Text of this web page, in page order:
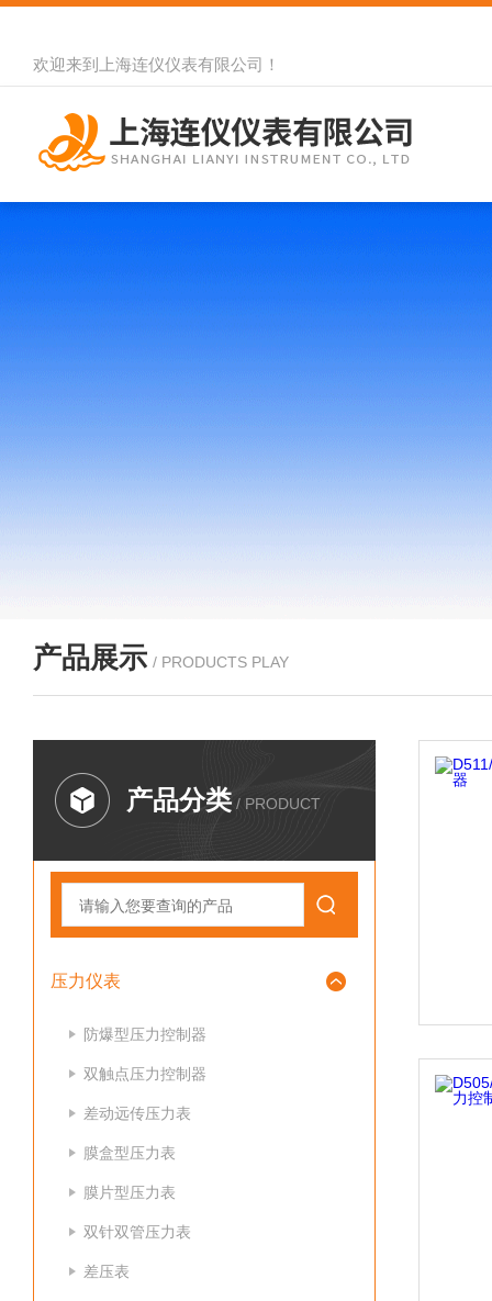
欢迎来到 上海连仪仪表有限公司 ！
产品展示 / PRODUCTS PLAY
产品分类 / PRODUCT
压力仪表
防爆型压力控制器
双触点压力控制器
差动远传压力表
膜盒型压力表
膜片型压力表
双针双管压力表
差压表